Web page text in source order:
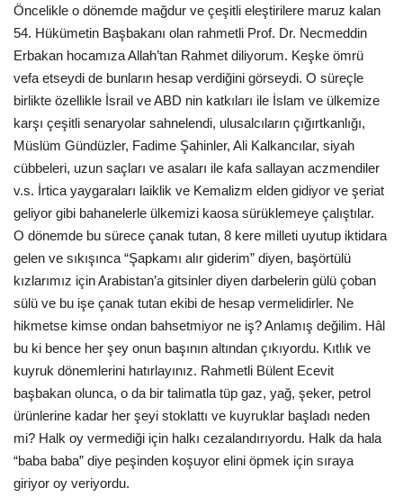
Sağlık
İletişim
Kültür Sanat
Öncelikle o dönemde mağdur ve çeşitli eleştirilere maruz kalan
54. Hükümetin Başbakanı olan rahmetli Prof. Dr. Necmeddin
Erbakan hocamıza Allah’tan Rahmet diliyorum. Keşke ömrü
vefa etseydi de bunların hesap verdiğini görseydi. O süreçle
birlikte özellikle İsrail ve ABD nin katkıları ile İslam ve ülkemize
karşı çeşitli senaryolar sahnelendi, ulusalcıların çığırtkanlığı,
Müslüm Gündüzler, Fadime Şahinler, Ali Kalkancılar, siyah
cübbeleri, uzun saçları ve asaları ile kafa sallayan aczmendiler
v.s. İrtica yaygaraları laiklik ve Kemalizm elden gidiyor ve şeriat
geliyor gibi bahanelerle ülkemizi kaosa sürüklemeye çalıştılar.
O dönemde bu sürece çanak tutan, 8 kere milleti uyutup iktidara
gelen ve sıkışınca “Şapkamı alır giderim” diyen, başörtülü
kızlarımız için Arabistan’a gitsinler diyen darbelerin gülü çoban
sülü ve bu işe çanak tutan ekibi de hesap vermelidirler. Ne
hikmetse kimse ondan bahsetmiyor ne iş? Anlamış değilim. Hâl
bu ki bence her şey onun başının altından çıkıyordu. Kıtlık ve
kuyruk dönemlerini hatırlayınız. Rahmetli Bülent Ecevit
başbakan olunca, o da bir talimatla tüp gaz, yağ, şeker, petrol
ürünlerine kadar her şeyi stoklattı ve kuyruklar başladı neden
mi? Halk oy vermediği için halkı cezalandırıyordu. Halk da hala
“baba baba” diye peşinden koşuyor elini öpmek için sıraya
giriyor oy veriyordu.